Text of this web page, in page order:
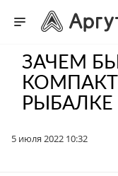
ЗАЧЕМ
РЫБАЛКЕ
5 июля 2022 10:32